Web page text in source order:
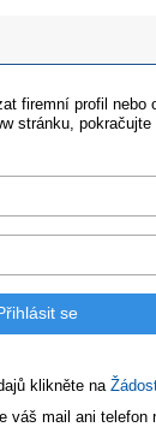
firemní profil
stránku,
klikněte na
váš mail ani